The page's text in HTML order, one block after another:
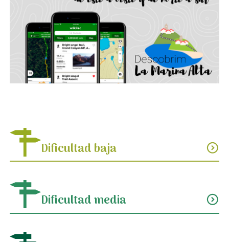
Dificultad baja expand_circle_down
Dificultad media expand_circle_down